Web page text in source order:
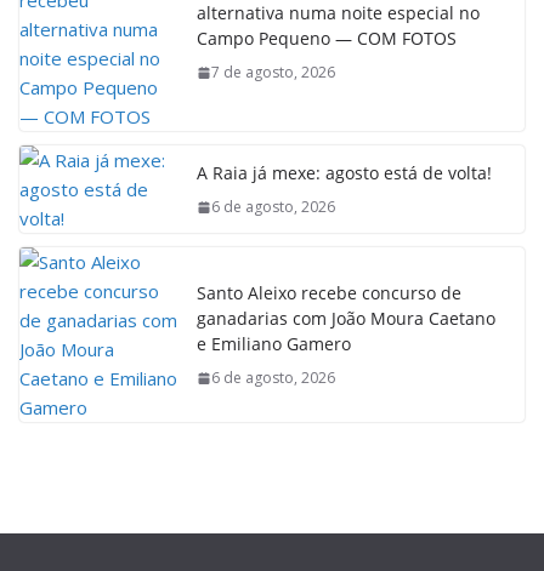
alternativa numa noite especial no
Campo Pequeno — COM FOTOS
7 de agosto, 2026
A Raia já mexe: agosto está de volta!
6 de agosto, 2026
Santo Aleixo recebe concurso de
ganadarias com João Moura Caetano
e Emiliano Gamero
6 de agosto, 2026